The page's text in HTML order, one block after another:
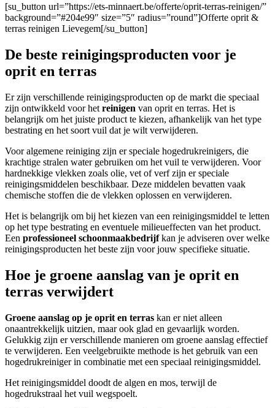
[su_button url=”https://ets-minnaert.be/offerte/oprit-terras-reinigen/”
background=”#204e99″ size=”5″ radius=”round”]Offerte oprit &
terras reinigen Lievegem[/su_button]
De beste reinigingsproducten voor je
oprit en terras
Er zijn verschillende reinigingsproducten op de markt die speciaal
zijn ontwikkeld voor het reinigen van oprit en terras. Het is
belangrijk om het juiste product te kiezen, afhankelijk van het type
bestrating en het soort vuil dat je wilt verwijderen.
Voor algemene reiniging zijn er speciale hogedrukreinigers, die
krachtige stralen water gebruiken om het vuil te verwijderen. Voor
hardnekkige vlekken zoals olie, vet of verf zijn er speciale
reinigingsmiddelen beschikbaar. Deze middelen bevatten vaak
chemische stoffen die de vlekken oplossen en verwijderen.
Het is belangrijk om bij het kiezen van een reinigingsmiddel te letten
op het type bestrating en eventuele milieueffecten van het product.
Een professioneel schoonmaakbedrijfkan je adviseren over welke
reinigingsproducten het beste zijn voor jouw specifieke situatie.
Hoe je groene aanslag van je oprit en
terras verwijdert
Groene aanslag op je oprit en terras kan er niet alleen
onaantrekkelijk uitzien, maar ook glad en gevaarlijk worden.
Gelukkig zijn er verschillende manieren om groene aanslag effectief
te verwijderen. Een veelgebruikte methode is het gebruik van een
hogedrukreiniger in combinatie met een speciaal reinigingsmiddel.
Het reinigingsmiddel doodt de algen en mos, terwijl de
hogedrukstraal het vuil wegspoelt.